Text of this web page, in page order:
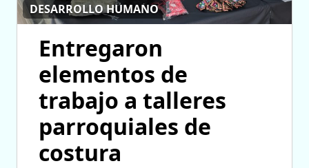
DESARROLLO HUMANO
Entregaron
elementos de
trabajo a talleres
parroquiales de
costura